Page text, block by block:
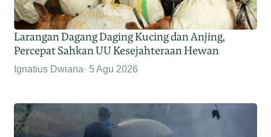
Larangan Dagang Daging Kucing dan Anjing,
Percepat Sahkan UU Kesejahteraan Hewan
Ignatius Dwiana 5 Agu 2026